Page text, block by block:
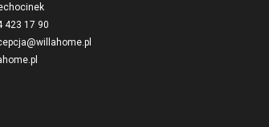
423 17 90